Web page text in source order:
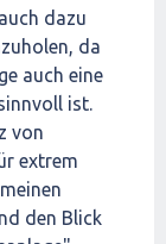
dazu
da
auch eine
ist.
von
extrem
den Blick